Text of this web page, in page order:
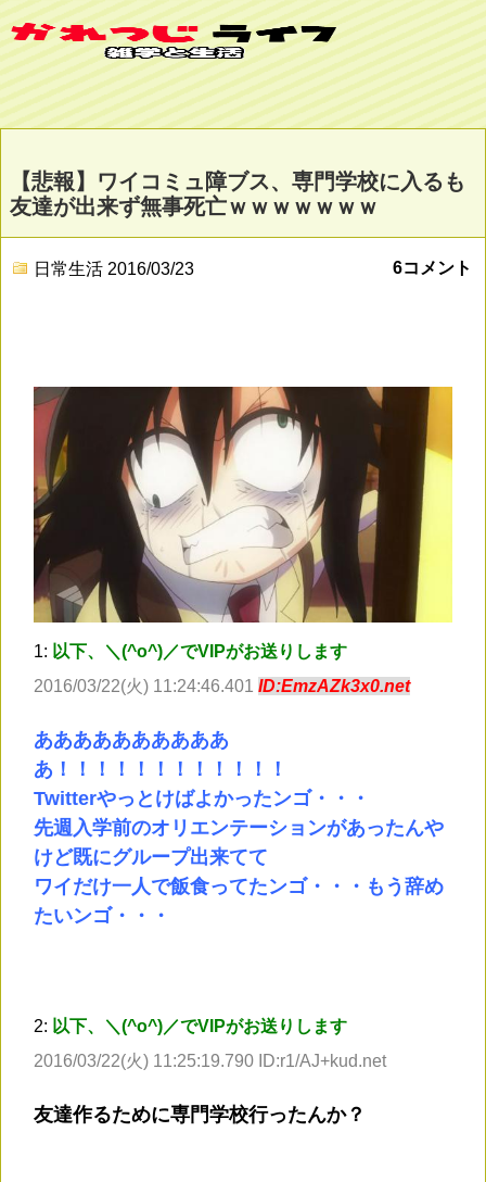
【悲報】ワイコミュ障ブス、専門学校に入るも
友達が出来ず無事死亡ｗｗｗｗｗｗｗ
日常生活 2016/03/23 6コメント
1: 以下、＼(^o^)／でVIPがお送りします
2016/03/22(火) 11:24:46.401 ID:EmzAZk3x0.net
ああああああああああ
あ！！！！！！！！！！！！
Twitterやっとけばよかったンゴ・・・
先週入学前のオリエンテーションがあったんや
けど既にグループ出来てて
ワイだけ一人で飯食ってたンゴ・・・もう辞め
たいンゴ・・・
2: 以下、＼(^o^)／でVIPがお送りします
2016/03/22(火) 11:25:19.790 ID:r1/AJ+kud.net
友達作るために専門学校行ったんか？